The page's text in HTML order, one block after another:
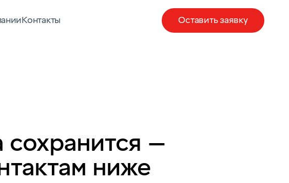
Контакты Оставить заявку
сохранится —
ниже